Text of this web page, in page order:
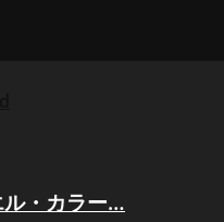
ル・カラー…